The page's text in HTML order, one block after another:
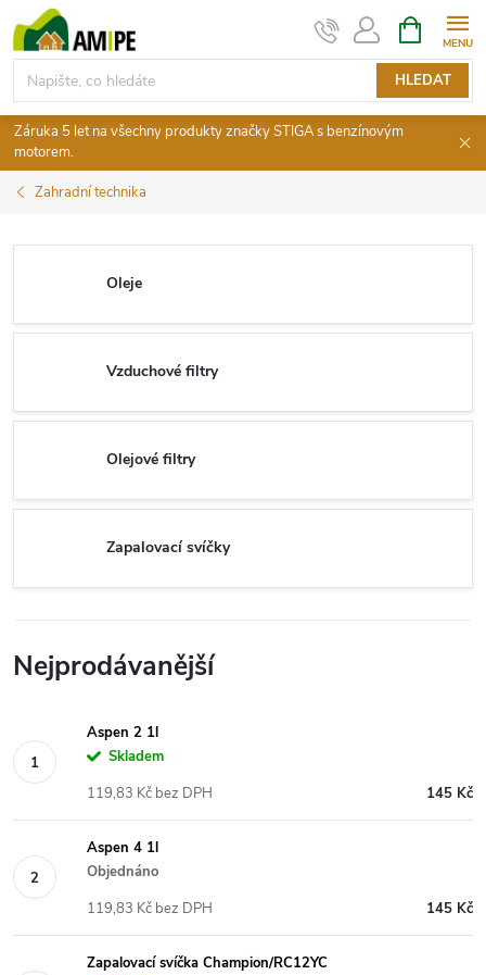
na
obsah
HLEDAT
NÁKUPNÍ
KOŠÍK
Záruka 5 let na všechny produkty značky STIGA s benzínovým
motorem.
Zahradní technika
Oleje
Vzduchové filtry
Olejové filtry
Zapalovací svíčky
Nejprodávanější
Aspen 2 1l
Skladem
145 Kč
119,83 Kč bez DPH
Aspen 4 1l
Objednáno
145 Kč
119,83 Kč bez DPH
Zapalovací svíčka Champion/RC12YC